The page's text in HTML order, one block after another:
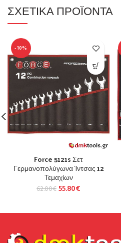
ΣΧΕΤΙΚΆ ΠΡΟΪΌΝΤΑ
-10%
Force 5121s Σετ
Γερμανοπολύγωνα Ίντσας 12
Τεμαχίων
62.00€55.80€